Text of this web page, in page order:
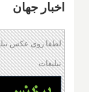
اخبار جهان
لطفا روی عکس
تبلیغات